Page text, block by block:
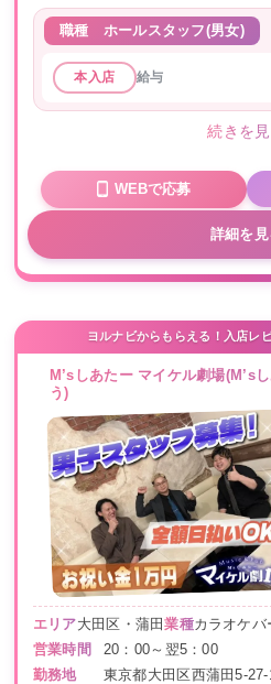
職種 ホールスタッフ(男女)
本入店 給与
続きを見
WEBで応募
詳細を見
ヨルナビからもらえる！入店レ
M’sしあたー マイケル劇場(M’s
う)
エリア大田区・蒲田業種カラオケバ
営業時間
20：00～翌5：00
勤務地
東京都大田区西蒲田5-